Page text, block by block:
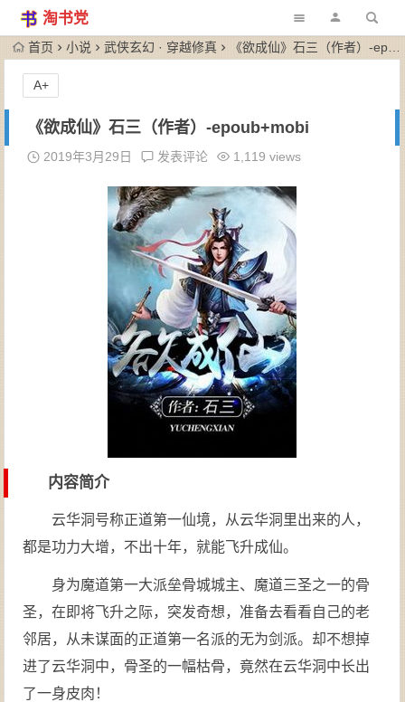
淘书党
首页 小说 武侠玄幻 · 穿越修真 《欲成仙》石三（作者）-epoub+mobi
《欲成仙》石三（作者）-epoub+mobi
2019年3月29日 发表评论 1,119 views
内容简介
云华洞号称正道第一仙境，从云华洞里出来的人，
都是功力大增，不出十年，就能飞升成仙。
身为魔道第一大派垒骨城城主、魔道三圣之一的骨
圣，在即将飞升之际，突发奇想，准备去看看自己的老
邻居，从未谋面的正道第一名派的无为剑派。却不想掉
进了云华洞中，骨圣的一幅枯骨，竟然在云华洞中长出
了一身皮肉！
A+